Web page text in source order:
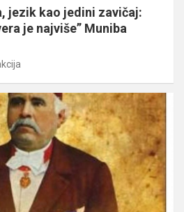
jezik kao jedini zavičaj:
je najviše” Muniba